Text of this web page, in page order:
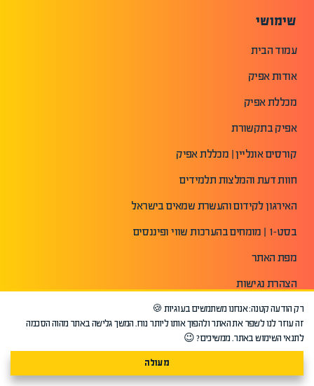
שימושי
עמוד הבית
אודות אפיק
מכללת אפיק
אפיק בתקשורת
קורסים אונליין | מכללת אפיק
חוות דעת והמלצות תלמידים
האירגון לקידום והעשרת שמאים בישראל
בסט-1 | מומחים בהערכות שווי ופיננסים
מפת האתר
הצהרת נגישות
תנאי שימוש באתר
מדיניות פרטיות
רק הודעה קטנה: אנחנו משתמשים בעוגיות 🍪
זה עוזר לנו לשפר את האתר ולהפוך אותו ליותר נוח. המשך גלישה באתר מהוה הסכמה
לתנאי השימוש באתר. ממשיכים? 😉
מעולה